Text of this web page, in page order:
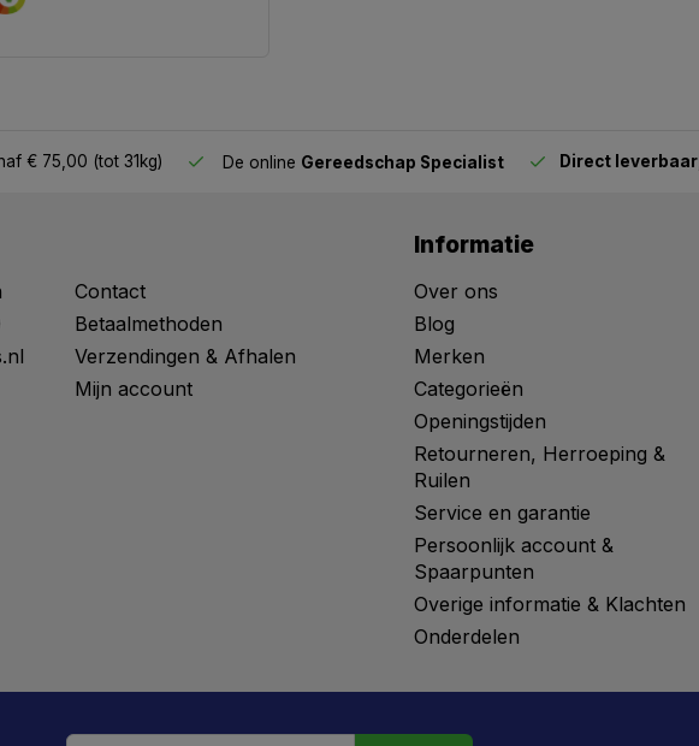
€ 75,00 (tot 31kg) De online Gereedschap Specialist Direct leverbaar
Contact
Betaalmethoden
Verzendingen & Afhalen
Mijn account
Informatie
Over ons
Blog
Merken
Categorieën
Openingstijden
Retourneren, Herroeping &
Ruilen
Service en garantie
Persoonlijk account &
Spaarpunten
Overige informatie & Klachten
Onderdelen